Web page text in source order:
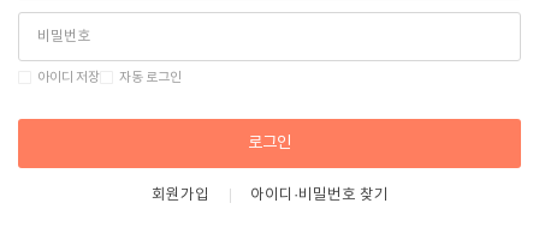
아이디 저장 자동 로그인
로그인
회원가입 아이디·비밀번호 찾기